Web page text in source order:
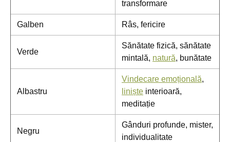
transformare
Galben Râs, fericire
Verde
Sănătate fizică, sănătate
mintală, natură, bunătate
Albastru
Vindecare emoțională,
liniște interioară,
meditație
Negru
Gânduri profunde, mister,
individualitate